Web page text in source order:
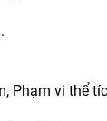
Phạm vi thể